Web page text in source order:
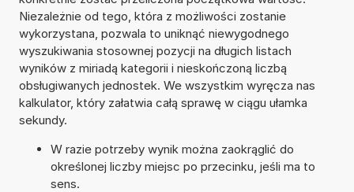
Niezależnie od tego, która z możliwości zostanie
wykorzystana, pozwala to uniknąć niewygodnego
wyszukiwania stosownej pozycji na długich listach
wyników z miriadą kategorii i nieskończoną liczbą
obsługiwanych jednostek. We wszystkim wyręcza nas
kalkulator, który załatwia całą sprawę w ciągu ułamka
sekundy.
W razie potrzeby wynik można zaokrąglić do
określonej liczby miejsc po przecinku, jeśli ma to
sens.